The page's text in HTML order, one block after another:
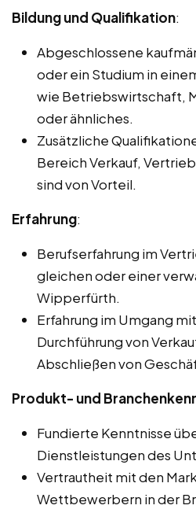
Bildung und Qualifikation:
Abgeschlossene
oder ein Studium in
wie Betriebswirtschaft,
oder ähnliches.
Zusätzliche
Bereich Verkauf,
sind von Vorteil.
Erfahrung:
Berufserfahrung im
gleichen oder einer
Wipperfürth.
Erfahrung im Umgang
Durchführung von
Abschließen von
Produkt- und
Fundierte Kenntnisse
Dienstleistungen des
Vertrautheit mit den
Wettbewerbern in der